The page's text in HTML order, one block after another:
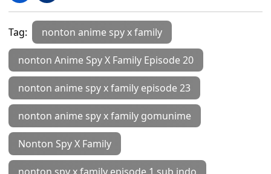
Tag: nonton anime spy x family
nonton Anime Spy X Family Episode 20
nonton anime spy x family episode 23
nonton anime spy x family gomunime
Nonton Spy X Family